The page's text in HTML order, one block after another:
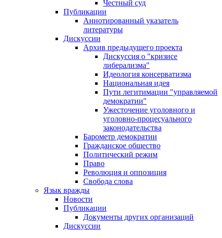
Честный суд
Публикации
Аннотированный указатель
литературы
Дискуссии
Архив предыдущего проекта
Дискуссия о "кризисе
либерализма"
Идеология консерватизма
Национальная идея
Пути легитимации "управляемой
демократии"
Ужесточение уголовного и
уголовно-процесуального
законодательства
Барометр демократии
Гражданское общество
Политический режим
Право
Революция и оппозиция
Свобода слова
Язык вражды
Новости
Публикации
Документы других организаций
Дискуссии